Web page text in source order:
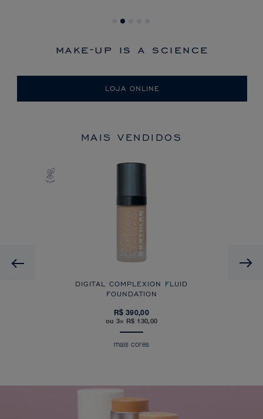
make-up is a science
LOJA ONLINE
MAIS VENDIDOS
Previous
DIGITAL COMPLEXION FLUID
FOUNDATION
R$ 390,00
ou 3× R$ 130,00
mais cores